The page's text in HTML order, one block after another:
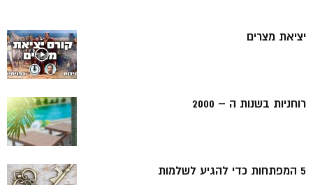
יציאת מצרים
רוחניות בשנות ה – 2000
5 המפתחות כדי להגיע לשלמות